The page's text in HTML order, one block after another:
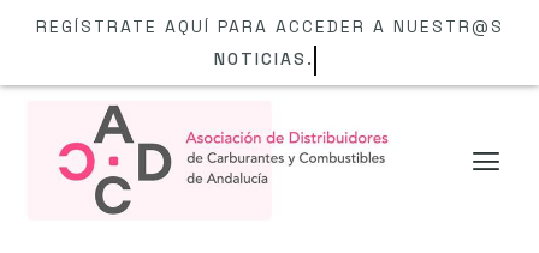
REGÍSTRATE AQUÍ PARA ACCEDER A NUESTR@S
NOTICIAS.